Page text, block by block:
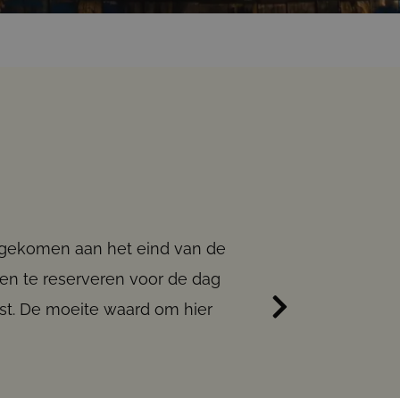
aan het eind van de
te reserveren voor de dag
De moeite waard om hier